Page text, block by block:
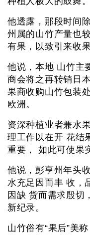
他透露，那段时间
州属的山竹产量也
有果，以致引来收果
他说，本地 山竹主
商会将之再转销日
果商收购山竹包装
欧洲。
资深种植业者兼水
理工作以在开 花结
重要， 如此可使果
他说，彭亨州年头
水充足因而丰 收，
因缺 货而需求殷切
新纪录。
山竹俗有“果后”美